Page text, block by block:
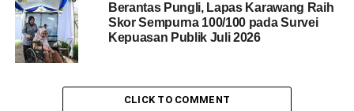
Berantas Pungli, Lapas Karawang Raih
Skor Sempurna 100/100 pada Survei
Kepuasan Publik Juli 2026
CLICK TO COMMENT